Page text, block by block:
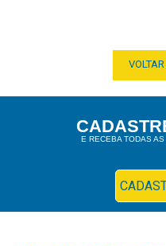
E RECEBA TODAS